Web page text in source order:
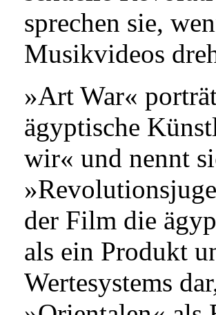
sprechen sie,
Musikvideos
»Art War«
ägyptische
wir« und nennt
der Film die
als ein Produkt
Wertesystems